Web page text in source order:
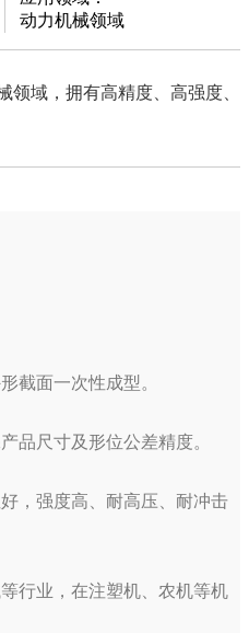
动力机械领域
领域，拥有高精度、高强度、
截面一次性成型。
品尺寸及形位公差精度。
，强度高、耐高压、耐冲击
行业，在注塑机、农机等机